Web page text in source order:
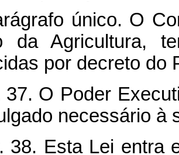
único. O
da Agricultura,
por decreto do
37. O Poder
necessário à
38. Esta Lei entra